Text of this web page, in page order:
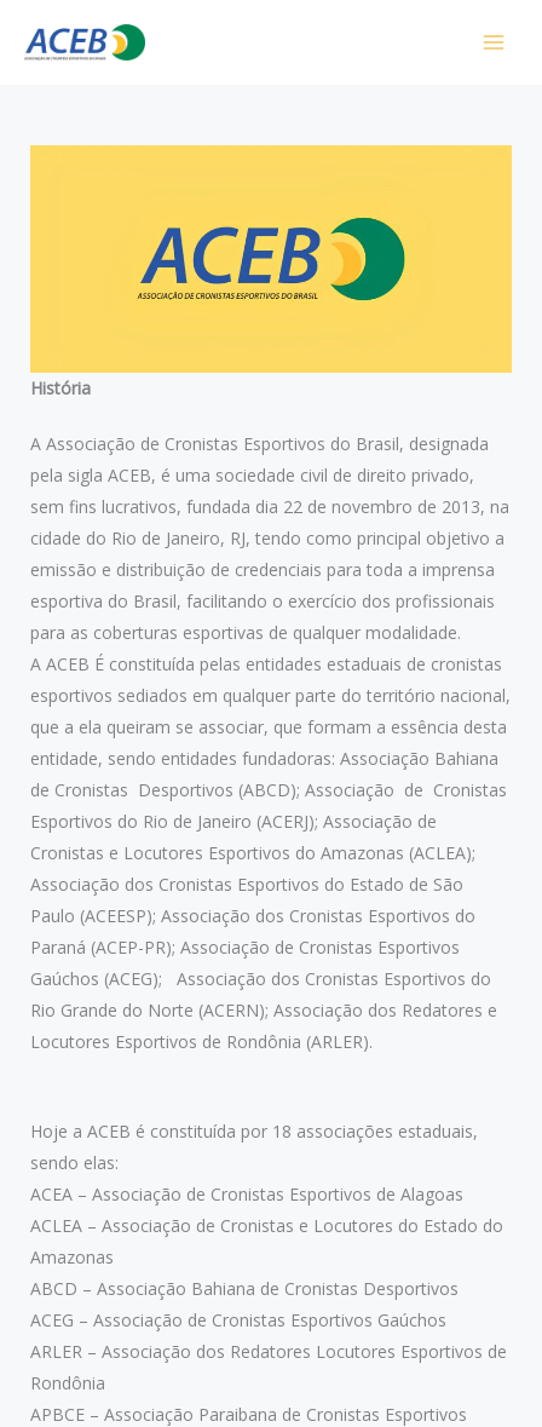
para
História
A Associação de Cronistas Esportivos do Brasil, designada
pela sigla ACEB, é uma sociedade civil de direito privado,
sem fins lucrativos, fundada dia 22 de novembro de 2013, na
cidade do Rio de Janeiro, RJ, tendo como principal objetivo a
emissão e distribuição de credenciais para toda a imprensa
esportiva do Brasil, facilitando o exercício dos profissionais
para as coberturas esportivas de qualquer modalidade.
A ACEB É constituída pelas entidades estaduais de cronistas
esportivos sediados em qualquer parte do território nacional,
que a ela queiram se associar, que formam a essência desta
entidade, sendo entidades fundadoras: Associação Bahiana
de Cronistas Desportivos (ABCD); Associação de Cronistas
Esportivos do Rio de Janeiro (ACERJ); Associação de
Cronistas e Locutores Esportivos do Amazonas (ACLEA);
Associação dos Cronistas Esportivos do Estado de São
Paulo (ACEESP); Associação dos Cronistas Esportivos do
Paraná (ACEP-PR); Associação de Cronistas Esportivos
Gaúchos (ACEG); Associação dos Cronistas Esportivos do
Rio Grande do Norte (ACERN); Associação dos Redatores e
Locutores Esportivos de Rondônia (ARLER).
Hoje a ACEB é constituída por 18 associações estaduais,
sendo elas:
ACEA – Associação de Cronistas Esportivos de Alagoas
ACLEA – Associação de Cronistas e Locutores do Estado do
Amazonas
ABCD – Associação Bahiana de Cronistas Desportivos
ACEG – Associação de Cronistas Esportivos Gaúchos
ARLER – Associação dos Redatores Locutores Esportivos de
Rondônia
APBCE – Associação Paraibana de Cronistas Esportivos